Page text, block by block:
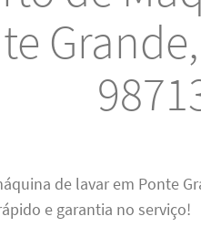
de lavar em Ponte
e garantia no serviço!